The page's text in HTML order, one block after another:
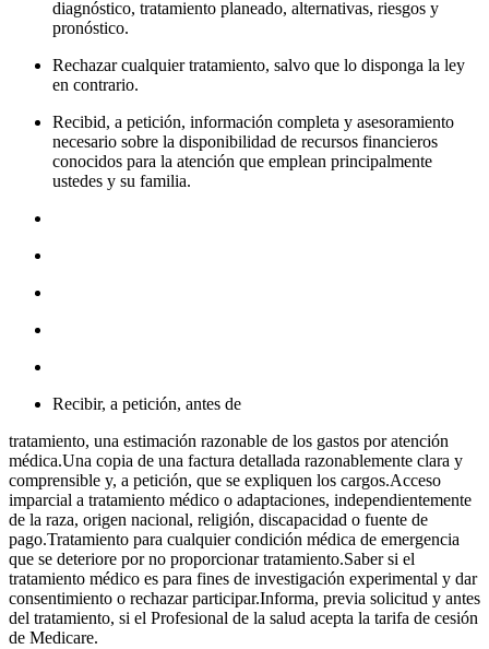
diagnóstico, tratamiento planeado, alternativas, riesgos y
pronóstico.
Rechazar cualquier tratamiento, salvo que lo disponga la ley
en contrario.
Recibid, a petición, información completa y asesoramiento
necesario sobre la disponibilidad de recursos financieros
conocidos para la atención que emplean principalmente
ustedes y su familia.
Recibir, a petición, antes de
tratamiento, una estimación razonable de los gastos por atención
médica.Una copia de una factura detallada razonablemente clara y
comprensible y, a petición, que se expliquen los cargos.Acceso
imparcial a tratamiento médico o adaptaciones, independientemente
de la raza, origen nacional, religión, discapacidad o fuente de
pago.Tratamiento para cualquier condición médica de emergencia
que se deteriore por no proporcionar tratamiento.Saber si el
tratamiento médico es para fines de investigación experimental y dar
consentimiento o rechazar participar.Informa, previa solicitud y antes
del tratamiento, si el Profesional de la salud acepta la tarifa de cesión
de Medicare.